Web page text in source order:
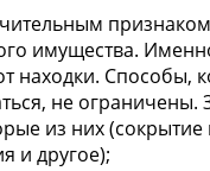
признаком
имущества.
находки. Способы,
не ограничены.
из них (сокрытие
и другое);